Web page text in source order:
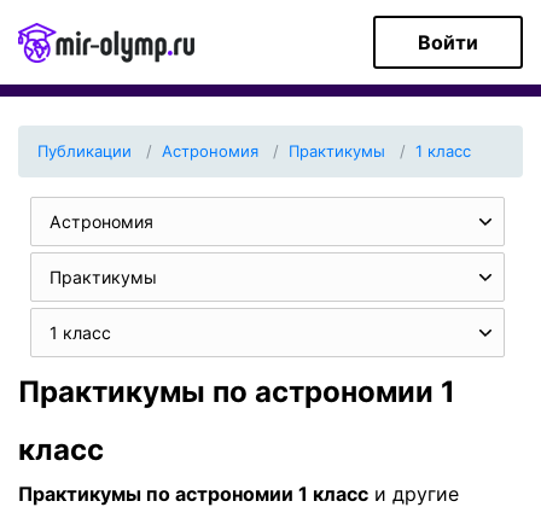
Войти
Публикации Астрономия Практикумы 1 класс
Астрономия
Практикумы
1 класс
Практикумы по астрономии 1
класс
Практикумы по астрономии 1 класс и другие